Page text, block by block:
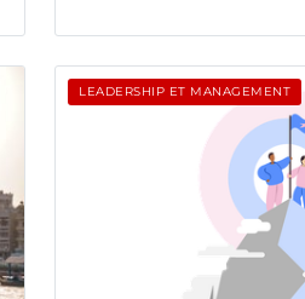
LEADERSHIP ET MANAGEMENT